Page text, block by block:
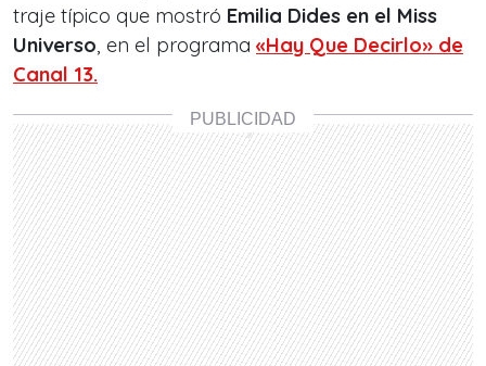
traje típico que mostró Emilia Dides en el Miss
Universo , en el programa «Hay Que Decirlo» de
Canal 13.